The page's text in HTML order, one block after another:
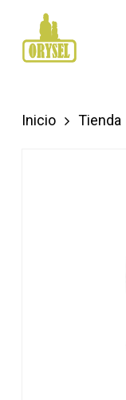
main
Inicio Tienda